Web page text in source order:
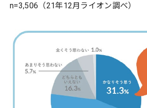
n=3,506（21年12月ライオン調べ）